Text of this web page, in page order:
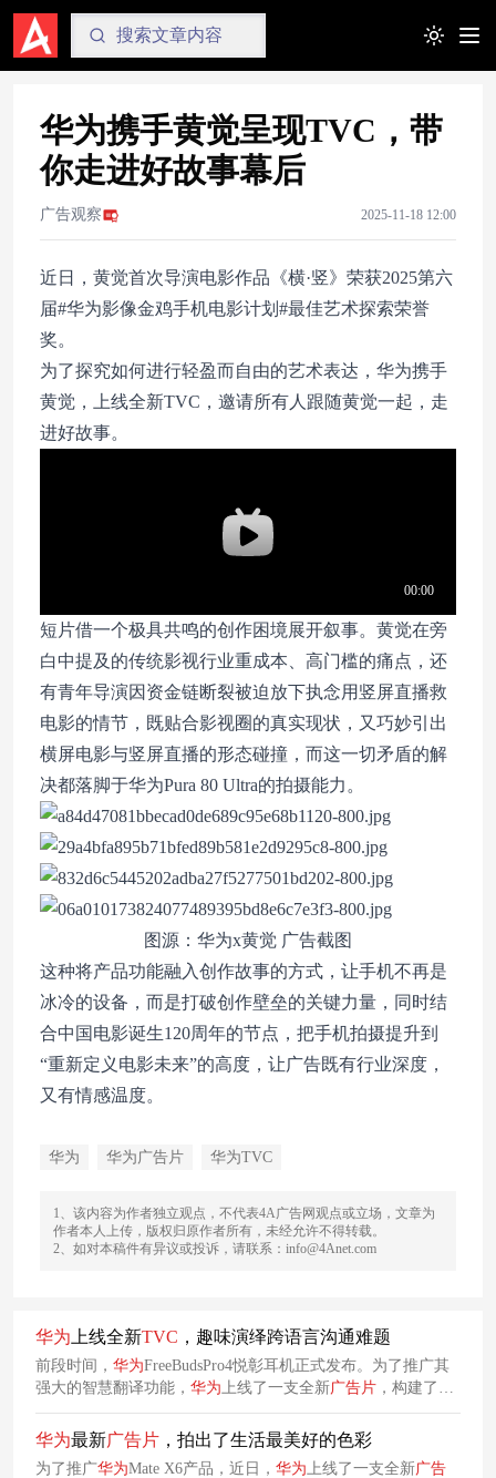
Toggle
华为携手黄觉呈现TVC，带
你走进好故事幕后
广告观察 2025-11-18 12:00
近日，黄觉首次导演电影作品《横·竖》荣获2025第六
届#华为影像金鸡手机电影计划#最佳艺术探索荣誉
奖。
为了探究如何进行轻盈而自由的艺术表达，华为携手
黄觉，上线全新TVC，邀请所有人跟随黄觉一起，走
进好故事。
短片借一个极具共鸣的创作困境展开叙事。黄觉在旁
白中提及的传统影视行业重成本、高门槛的痛点，还
有青年导演因资金链断裂被迫放下执念用竖屏直播救
电影的情节，既贴合影视圈的真实现状，又巧妙引出
横屏电影与竖屏直播的形态碰撞，而这一切矛盾的解
决都落脚于华为Pura 80 Ultra的拍摄能力。
图源：华为x黄觉 广告截图
这种将产品功能融入创作故事的方式，让手机不再是
冰冷的设备，而是打破创作壁垒的关键力量，同时结
合中国电影诞生120周年的节点，把手机拍摄提升到
“重新定义电影未来”的高度，让广告既有行业深度，
又有情感温度。
华为 华为广告片 华为TVC
1、该内容为作者独立观点，不代表4A广告网观点或立场，文章为
作者本人上传，版权归原作者所有，未经允许不得转载。
2、如对本稿件有异议或投诉，请联系：info@4Anet.com
华为 上线全新TVC ，趣味演绎跨语言沟通难题
前段时间， 华为FreeBudsPro4悦彰耳机正式发布。为了推广其
强大的智慧翻译功能， 华为上线了一支全新广告片 ，构建了外
国小哥与北京大爷这一充满文化差异的角色组合，趣味演绎跨
语言沟通难题，展示
华为 FreeBudsPro4悦彰耳机强大的听说互
华为最新广告片 ，拍出了生活最美好的色彩
为了推广华为Mate X6产品，近日， 华为上线了一支全新广告